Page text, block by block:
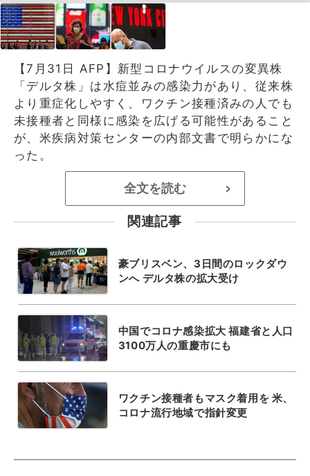
【7月31日 AFP】新型コロナウイルスの変異株
「デルタ株」は水痘並みの感染力があり、従来株
より重症化しやすく、ワクチン接種済みの人でも
未接種者と同様に感染を広げる可能性があること
が、米疾病対策センターの内部文書で明らかにな
った。
全文を読む >
関連記事
豪ブリスベン、3日間のロックダウ
ンへ デルタ株の拡大受け
中国でコロナ感染拡大 福建省と人口
3100万人の重慶市にも
ワクチン接種者もマスク着用を 米、
コロナ流行地域で指針変更